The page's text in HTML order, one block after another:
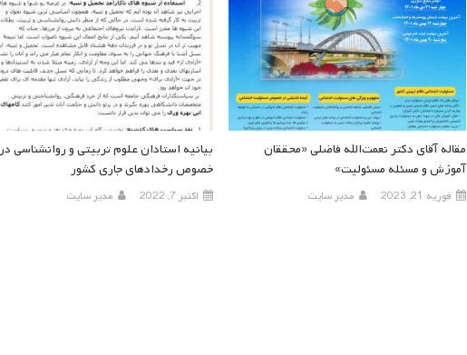
بیانیه استادان علوم تربیتی و روانشناسی در
خصوص رخدادهای جاری کشور
اکتبر 7, 2022 مدیر سایت
مقاله آقای دکتر نعمت‌الله فاضلی «محققان
آموزش و مسئله مسئولیت»
فوریه 21, 2023 مدیر سایت